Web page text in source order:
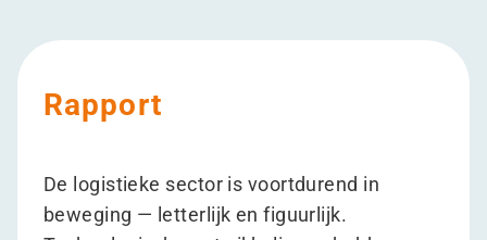
Rapport
De logistieke sector is voortdurend in
beweging — letterlijk en figuurlijk.